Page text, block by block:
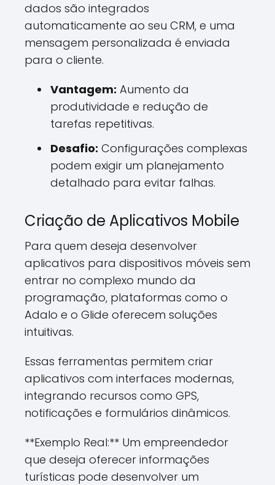
dados são integrados
automaticamente ao seu CRM, e uma
mensagem personalizada é enviada
para o cliente.
Vantagem: Aumento da
produtividade e redução de
tarefas repetitivas.
Desafio: Configurações complexas
podem exigir um planejamento
detalhado para evitar falhas.
Criação de Aplicativos Mobile
Para quem deseja desenvolver
aplicativos para dispositivos móveis sem
entrar no complexo mundo da
programação, plataformas como o
Adalo e o Glide oferecem soluções
intuitivas.
Essas ferramentas permitem criar
aplicativos com interfaces modernas,
integrando recursos como GPS,
notificações e formulários dinâmicos.
**Exemplo Real:** Um empreendedor
que deseja oferecer informações
turísticas pode desenvolver um